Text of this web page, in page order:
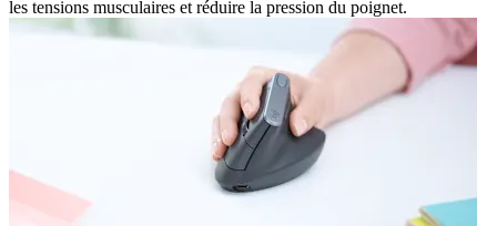
les tensions musculaires et réduire la pression du poignet.